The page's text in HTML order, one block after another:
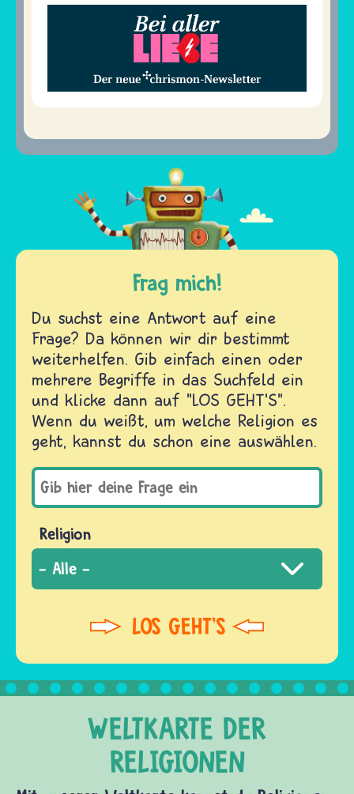
Frag mich!
Du suchst eine Antwort auf eine
Frage? Da können wir dir bestimmt
weiterhelfen. Gib einfach einen oder
mehrere Begriffe in das Suchfeld ein
und klicke dann auf "LOS GEHT'S".
Wenn du weißt, um welche Religion es
geht, kannst du schon eine auswählen.
Religion